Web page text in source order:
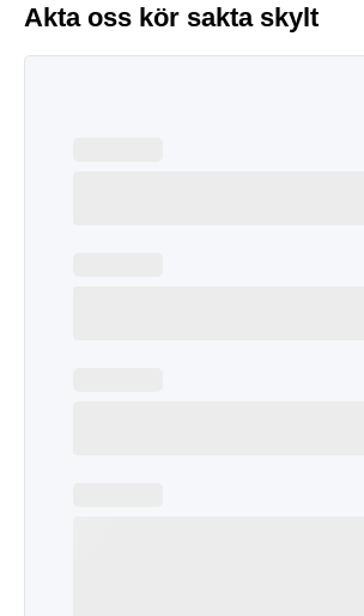
Akta oss kör sakta skylt